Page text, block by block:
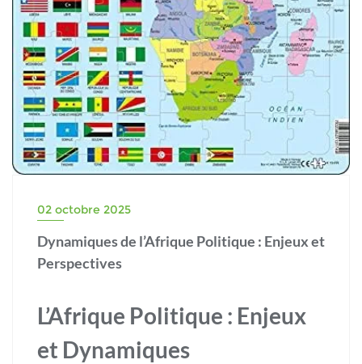
02 octobre 2025
Dynamiques de l’Afrique Politique : Enjeux et
Perspectives
L’Afrique Politique : Enjeux
et Dynamiques